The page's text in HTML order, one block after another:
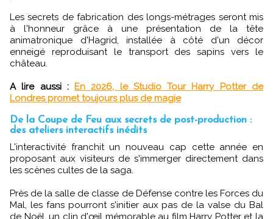
Les secrets de fabrication des longs-métrages seront mis
à l'honneur grâce à une présentation de la tête
animatronique d'Hagrid, installée à côté d'un décor
enneigé reproduisant le transport des sapins vers le
château.
A lire aussi : En 2026, le Studio Tour Harry Potter de
Londres promet toujours plus de magie
De la Coupe de Feu aux secrets de post-production :
des ateliers interactifs inédits
L'interactivité franchit un nouveau cap cette année en
proposant aux visiteurs de s'immerger directement dans
les scènes cultes de la saga.
Près de la salle de classe de Défense contre les Forces du
Mal, les fans pourront s'initier aux pas de la valse du Bal
de Noël, un clin d'œil mémorable au film Harry Potter et la